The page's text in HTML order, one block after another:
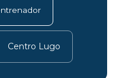
Centro Lugo